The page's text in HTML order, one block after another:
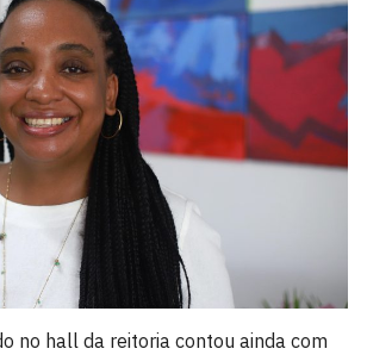
no hall da reitoria contou ainda com